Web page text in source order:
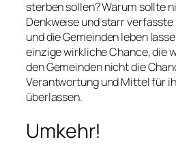
sterben sollen? Warum sollte
Denkweise und starr
und die Gemeinden leben
einzige wirkliche Chance, die
den Gemeinden nicht die
Verantwortung und Mittel für
überlassen.
Umkehr!